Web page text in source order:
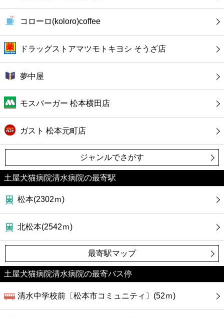
コローロ(koloro)coffee
ドラッグストアマツモトキヨシ そうざ店
夢中屋
モスバーガー 松本横田店
ガスト 松本元町店
ジャンルでさがす
土屋犬猫病院清水病院の最寄駅
松本(2302ｍ)
北松本(2542ｍ)
最寄駅マップ
土屋犬猫病院清水病院の最寄バス停
清水中学校前〔松本市コミュニティ〕(52ｍ)